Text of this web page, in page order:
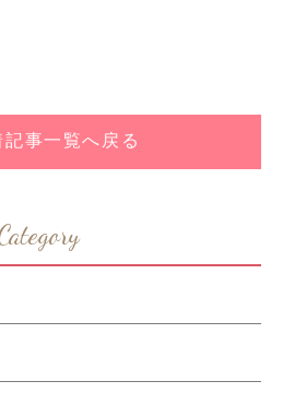
事一覧へ戻る